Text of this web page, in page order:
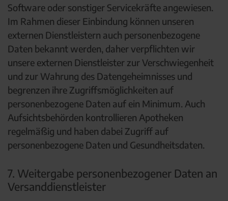
Software oder sonstiger Servicekräfte angewiesen.
Im Rahmen dieser Einbindung können unseren
externen Dienstleistern auch personenbezogene
Daten bekannt werden, daher verpflichten wir
unsere externen Dienstleister zur Verschwiegenheit
und zur Wahrung des Datengeheimnisses und
begrenzen ihre Zugriffsmöglichkeiten auf
personenbezogene Daten auf ein Minimum. Auch
Aufsichtsbehörden kontrollieren Apotheken
regelmäßig und haben dabei Zugriff auf
personenbezogene Daten und Gesundheitsdaten.
7. Weitergabe personenbezogener Daten an
Versanddienstleister